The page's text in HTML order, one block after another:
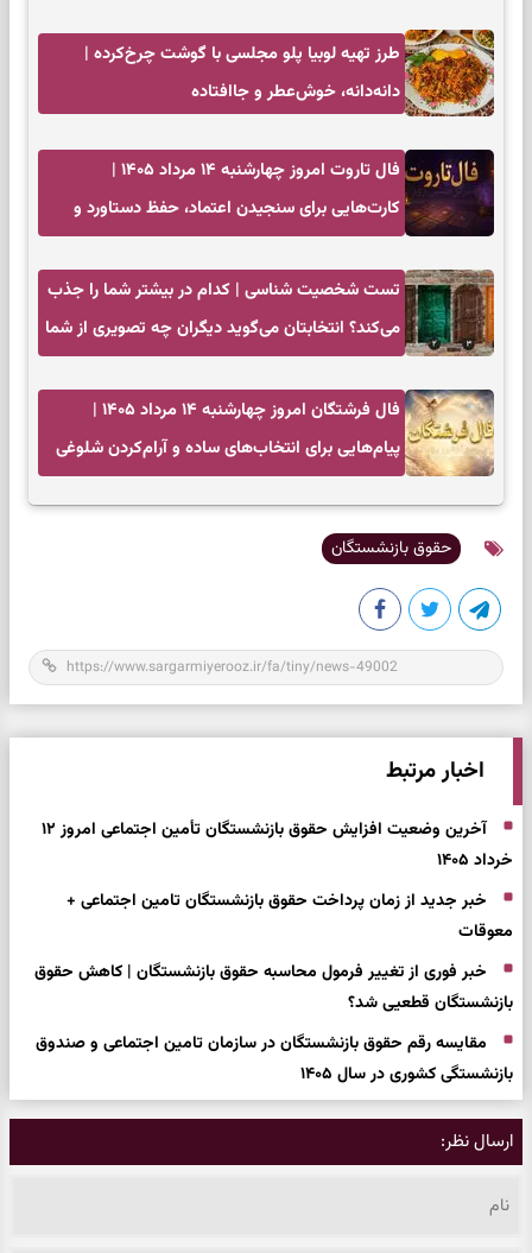
طرز تهیه لوبیا پلو مجلسی با گوشت چرخ‌کرده |
دانه‌دانه، خوش‌عطر و جاافتاده
فال تاروت امروز چهارشنبه ۱۴ مرداد ۱۴۰۵ |
کارت‌هایی برای سنجیدن اعتماد، حفظ دستاورد و
تست شخصیت شناسی | کدام در بیشتر شما را جذب
می‌کند؟ انتخابتان می‌گوید دیگران چه تصویری از شما
فال فرشتگان امروز چهارشنبه ۱۴ مرداد ۱۴۰۵ |
پیام‌هایی برای انتخاب‌های ساده و آرام‌کردن شلوغی
حقوق بازنشستگان
اخبار مرتبط
آخرین وضعیت افزایش حقوق بازنشستگان تأمین اجتماعی امروز ۱۲
خرداد ۱۴۰۵
خبر جدید از زمان پرداخت حقوق بازنشستگان تامین اجتماعی +
معوقات
خبر فوری از تغییر فرمول محاسبه حقوق بازنشستگان | کاهش حقوق
بازنشستگان قطعیی شد؟
مقایسه رقم حقوق بازنشستگان در سازمان تامین اجتماعی و صندوق
بازنشستگی کشوری در سال ۱۴۰۵
ارسال نظر: